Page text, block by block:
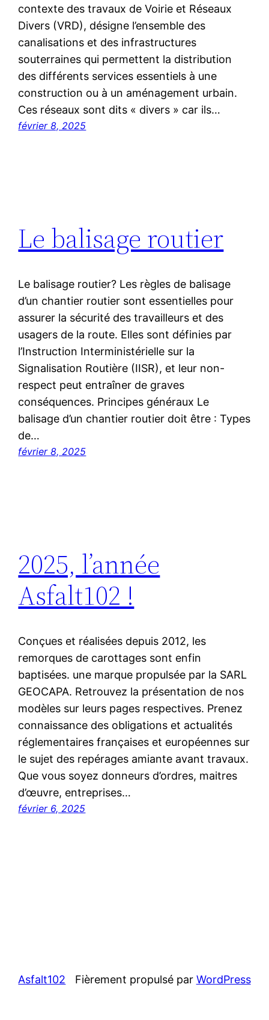
contexte des travaux de Voirie et Réseaux
Divers (VRD), désigne l’ensemble des
canalisations et des infrastructures
souterraines qui permettent la distribution
des différents services essentiels à une
construction ou à un aménagement urbain.
Ces réseaux sont dits « divers » car ils…
février 8, 2025
Le balisage routier
Le balisage routier? Les règles de balisage
d’un chantier routier sont essentielles pour
assurer la sécurité des travailleurs et des
usagers de la route. Elles sont définies par
l’Instruction Interministérielle sur la
Signalisation Routière (IISR), et leur non-
respect peut entraîner de graves
conséquences. Principes généraux Le
balisage d’un chantier routier doit être : Types
de…
février 8, 2025
2025, l’année
Asfalt102 !
Conçues et réalisées depuis 2012, les
remorques de carottages sont enfin
baptisées. une marque propulsée par la SARL
GEOCAPA. Retrouvez la présentation de nos
modèles sur leurs pages respectives. Prenez
connaissance des obligations et actualités
réglementaires françaises et européennes sur
le sujet des repérages amiante avant travaux.
Que vous soyez donneurs d’ordres, maitres
d’œuvre, entreprises…
février 6, 2025
Asfalt102 Fièrement propulsé par WordPress